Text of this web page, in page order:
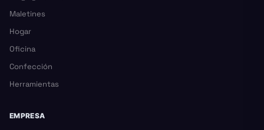
Maletines
Hogar
Oficina
Confección
Herramientas
EMPRESA